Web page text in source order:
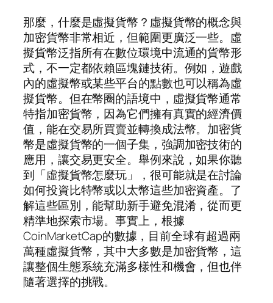
那麼，什麼是虛擬貨幣？虛擬貨幣的概念與
加密貨幣非常相近，但範圍更廣泛一些。虛
擬貨幣泛指所有在數位環境中流通的貨幣形
式，不一定都依賴區塊鏈技術。例如，遊戲
內的虛擬幣或某些平台的點數也可以稱為虛
擬貨幣。但在幣圈的語境中，虛擬貨幣通常
特指加密貨幣，因為它們擁有真實的經濟價
值，能在交易所買賣並轉換成法幣。加密貨
幣是虛擬貨幣的一個子集，強調加密技術的
應用，讓交易更安全。舉例來說，如果你聽
到「虛擬貨幣怎麼玩」，很可能就是在討論
如何投資比特幣或以太幣這些加密資產。了
解這些區別，能幫助新手避免混淆，從而更
精準地探索市場。事實上，根據
CoinMarketCap的數據，目前全球有超過兩
萬種虛擬貨幣，其中大多數是加密貨幣，這
讓整個生態系統充滿多樣性和機會，但也伴
隨著選擇的挑戰。